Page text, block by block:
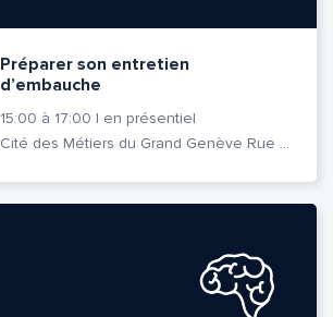
Préparer son entretien
d’embauche
15:00 à 17:00 | en présentiel
Cité des Métiers du Grand Genève Rue Prévost-Martin 6 1205 Genève